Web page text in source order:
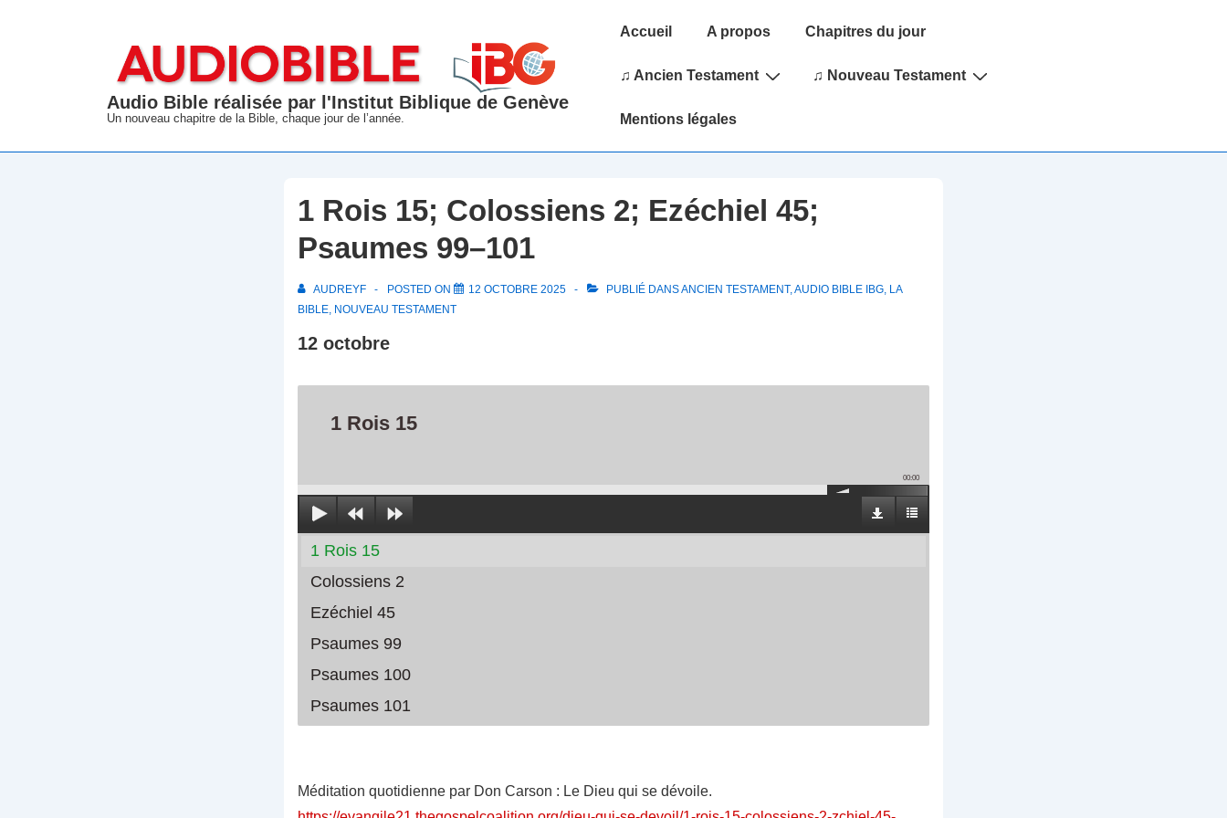
Audio Bible réalisée par l'Institut Biblique de Genève
Un nouveau chapitre de la Bible, chaque jour de l’année.
Main
Accueil A propos Chapitres du jour
♫ Ancien Testament ♫ Nouveau Testament
Mentions légales
1 Rois 15; Colossiens 2; Ezéchiel 45;
Psaumes 99–101
AUDREYF POSTED ON 12 OCTOBRE 2025 PUBLIÉ DANSANCIEN TESTAMENT,AUDIO BIBLE IBG, LA
BIBLE, NOUVEAU TESTAMENT
12 octobre
1 Rois 15
00:00
1 Rois 15
Colossiens 2
Ezéchiel 45
Psaumes 99
Psaumes 100
Psaumes 101
Méditation quotidienne par Don Carson : Le Dieu qui se dévoile.